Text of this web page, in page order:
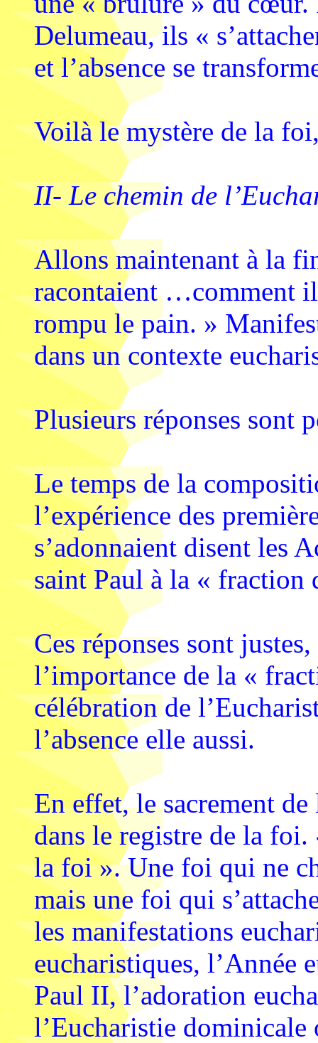
Delumeau, ils «
et l’absence se
Voilà le mystère de la
II- Le chemin de
Allons maintenant à la
racontaient …comment
rompu le pain. »
dans un contexte
Plusieurs réponses sont
Le temps de la
l’expérience des
s’adonnaient disent les
saint Paul à la « fraction
Ces réponses sont
l’importance de la «
célébration de
l’absence elle aussi.
En effet, le sacrement
dans le registre de la
la foi ». Une foi qui ne
mais une foi qui
les manifestations
eucharistiques, l’Année
Paul II, l’adoration
l’Eucharistie dominicale